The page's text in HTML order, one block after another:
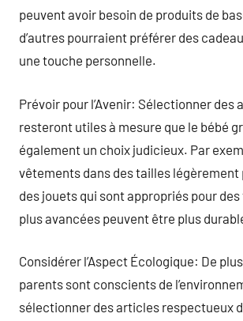
peuvent avoir besoin de produits de
d’autres pourraient préférer des
une touche personnelle.
Prévoir pour l’Avenir: Sélectionner des
resteront utiles à mesure que le bébé
également un choix judicieux. Par
vêtements dans des tailles légèrement
des jouets qui sont appropriés pour des
plus avancées peuvent être plus
Considérer l’Aspect Écologique: De
parents sont conscients de
sélectionner des articles respectueux